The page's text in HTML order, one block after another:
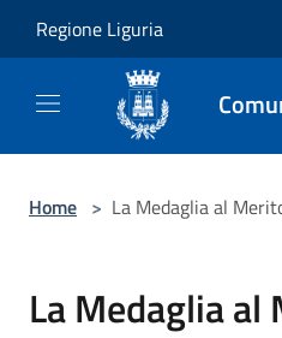
Regione Liguria
Home > La Medaglia al
La Medaglia al